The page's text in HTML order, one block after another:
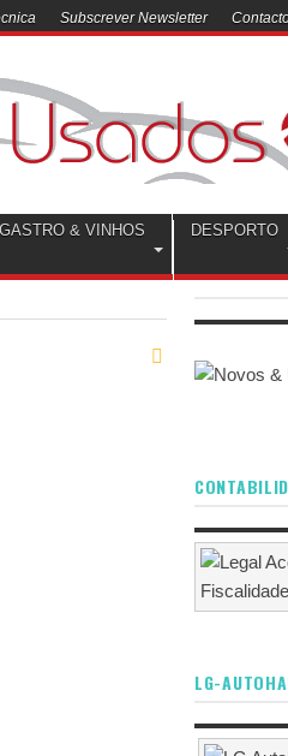
Subscrever Newsletter
GASTRO & VINHOS DESPORTO
LG-